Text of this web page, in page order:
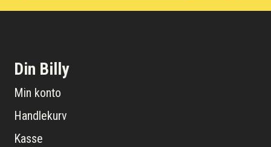
Din Billy
Min konto
Handlekurv
Kasse